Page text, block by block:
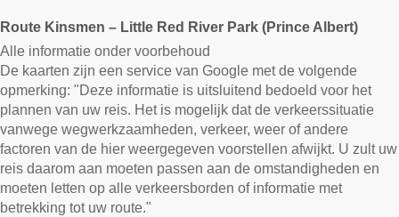
Route Kinsmen – Little Red River Park (Prince Albert)
Alle informatie onder voorbehoud
De kaarten zijn een service van Google met de volgende
opmerking: "Deze informatie is uitsluitend bedoeld voor het
plannen van uw reis. Het is mogelijk dat de verkeerssituatie
vanwege wegwerkzaamheden, verkeer, weer of andere
factoren van de hier weergegeven voorstellen afwijkt. U zult uw
reis daarom aan moeten passen aan de omstandigheden en
moeten letten op alle verkeersborden of informatie met
betrekking tot uw route."